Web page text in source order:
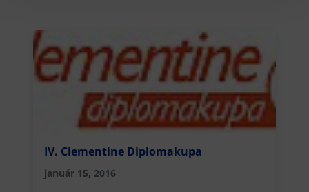
IV. Clementine Diplomakupa
január 15, 2016